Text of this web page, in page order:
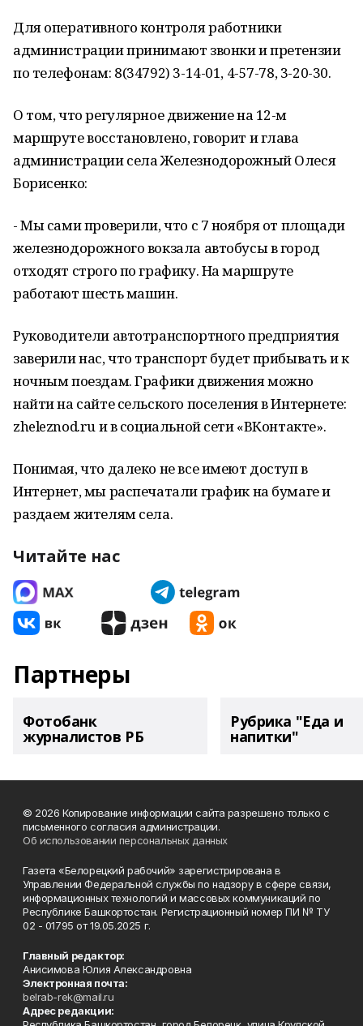
Для оперативного контроля работники
администрации принимают звонки и претензии
по телефонам: 8(34792) 3-14-01, 4-57-78, 3-20-30.
О том, что регулярное движение на 12-м
маршруте восстановлено, говорит и глава
администрации села Железнодорожный Олеся
Борисенко:
- Мы сами проверили, что с 7 ноября от площади
железнодорожного вокзала автобусы в город
отходят строго по графику. На маршруте
работают шесть машин.
Руководители автотранспортного предприятия
заверили нас, что транспорт будет прибывать и к
ночным поездам. Графики движения можно
найти на сайте сельского поселения в Интернете:
zheleznod.ru и в социальной сети «ВКонтакте».
Понимая, что далеко не все имеют доступ в
Интернет, мы распечатали график на бумаге и
раздаем жителям села.
Читайте нас
Партнеры
Фотобанк
журналистов РБ
Рубрика "Еда и
напитки"
© 2026 Копирование информации сайта разрешено только с
письменного согласия администрации.
Об использовании персональных данных
Газета «Белорецкий рабочий» зарегистрирована в
Управлении Федеральной службы по надзору в сфере связи,
информационных технологий и массовых коммуникаций по
Республике Башкортостан. Регистрационный номер ПИ № ТУ
02 - 01795 от 19.05.2025 г.
Главный редактор:
Анисимова Юлия Александровна
Электронная почта:
belrab-rek@mail.ru
Адрес редакции: